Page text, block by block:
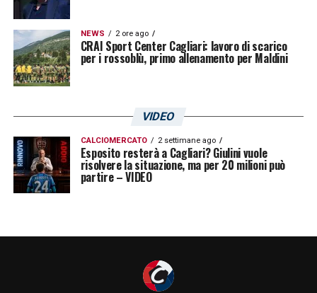
NEWS 2 ore ago
CRAI Sport Center Cagliari: lavoro di scarico
per i rossoblù, primo allenamento per Maldini
VIDEO
CALCIOMERCATO 2 settimane ago
Esposito resterà a Cagliari? Giulini vuole
risolvere la situazione, ma per 20 milioni può
partire – VIDEO